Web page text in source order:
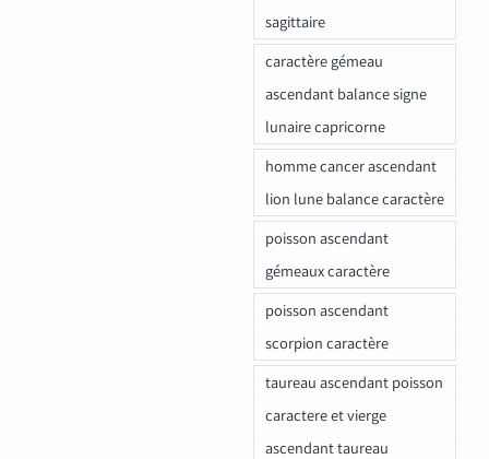
sagittaire
caractère gémeau
ascendant balance signe
lunaire capricorne
homme cancer ascendant
lion lune balance caractère
poisson ascendant
gémeaux caractère
poisson ascendant
scorpion caractère
taureau ascendant poisson
caractere et vierge
ascendant taureau